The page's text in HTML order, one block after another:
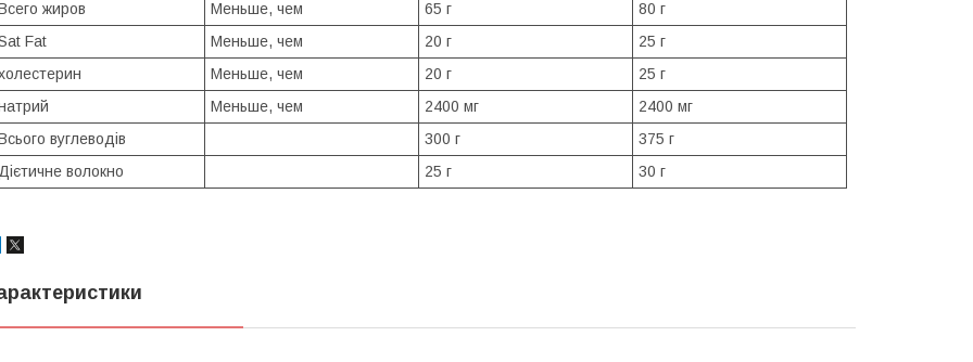
жиров Меньше, чем 65 г
80 г
Fat
Меньше, чем 20 г
25 г
Меньше, чем 20 г
25 г
Меньше, чем 2400 мг
2400 мг
вуглеводів
300 г
375 г
волокно
25 г 30 г